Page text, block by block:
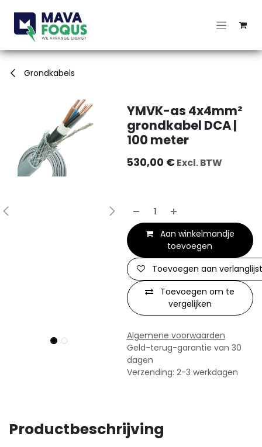
Grondkabels
YMVK-as 4x4mm²
grondkabel DCA |
100 meter
530,00 €Excl. BTW
Aan winkelmandje
toevoegen
Toevoegen om te
vergelijken
Toevoegen aan verlanglijst
Algemene voorwaarden
Geld-terug-garantie van 30
dagen
Verzending: 2-3 werkdagen
Productbeschrijving